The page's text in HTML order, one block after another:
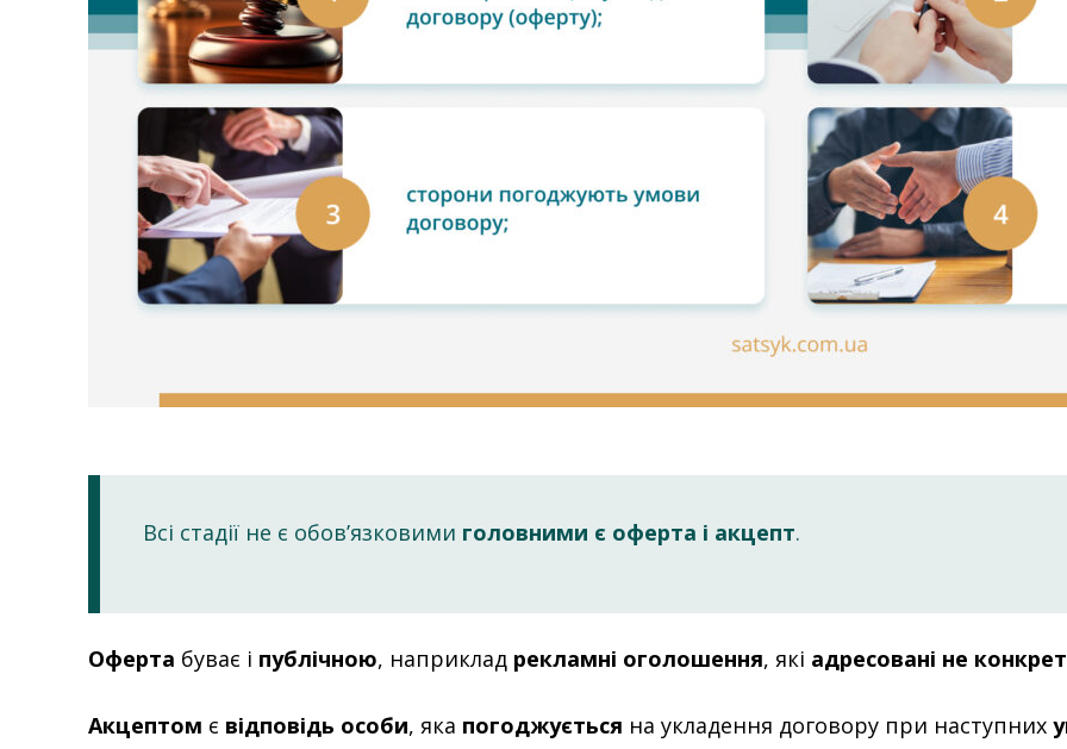
Всі стадії не є обов’язковими головними є оферта і акцепт.
Оферта буває і публічною, наприклад рекламні оголошення, які адресовані не
Акцептом є відповідь особи, яка погоджується на укладення договору при наступних